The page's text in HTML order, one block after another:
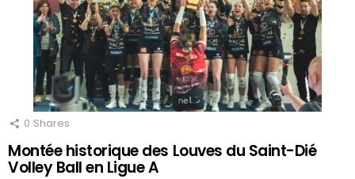
0 Shares
Montée historique des Louves du Saint-Dié
Volley Ball en Ligue A